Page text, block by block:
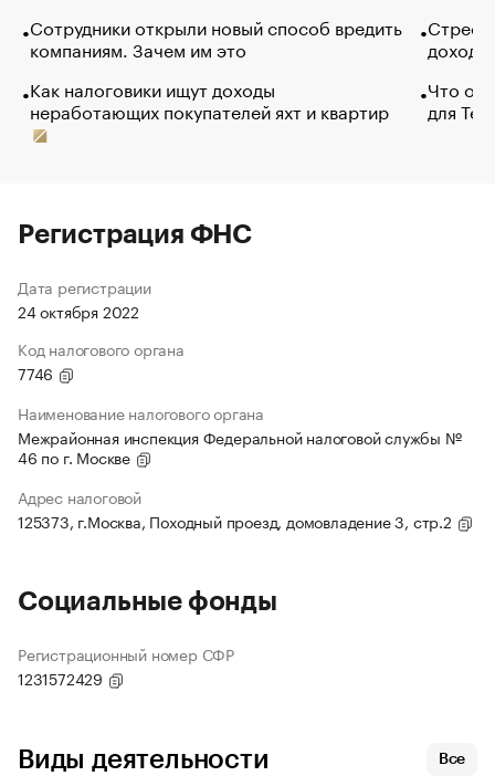
Сотрудники открыли новый способ вредить
компаниям. Зачем им это
Как налоговики ищут доходы
неработающих покупателей яхт и квартир
Что
для
Регистрация ФНС
Дата регистрации
24 октября 2022
Код налогового органа
7746
Наименование налогового органа
Межрайонная инспекция Федеральной налоговой службы №
46 по г. Москве
Адрес налоговой
125373, г.Москва, Походный проезд, домовладение 3, стр.2
Социальные фонды
Регистрационный номер СФР
1231572429
Виды деятельности Все